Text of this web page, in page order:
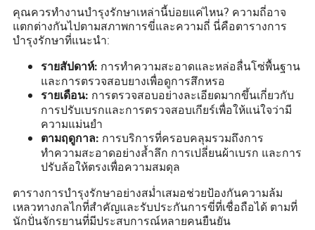
คุณควรทำงานบำรุงรักษาเหล่านี้บ่อยแค่ไหน? ความถี่อาจ
แตกต่างกันไปตามสภาพการขี่และความถี่ นี่คือตารางการ
บำรุงรักษาที่แนะนำ:
รายสัปดาห์: การทำความสะอาดและหล่อลื่นโซ่พื้นฐาน
และการตรวจสอบยางเพื่อดูการสึกหรอ
รายเดือน: การตรวจสอบอย่างละเอียดมากขึ้นเกี่ยวกับ
การปรับเบรกและการตรวจสอบเกียร์เพื่อให้แน่ใจว่ามี
ความแม่นยำ
ตามฤดูกาล: การบริการที่ครอบคลุมรวมถึงการ
ทำความสะอาดอย่างล้ำลึก การเปลี่ยนผ้าเบรก และการ
ปรับล้อให้ตรงเพื่อความสมดุล
ตารางการบำรุงรักษาอย่างสม่ำเสมอช่วยป้องกันความล้ม
เหลวทางกลไกที่สำคัญและรับประกันการขี่ที่เชื่อถือได้ ตามที่
นักปั่นจักรยานที่มีประสบการณ์หลายคนยืนยัน